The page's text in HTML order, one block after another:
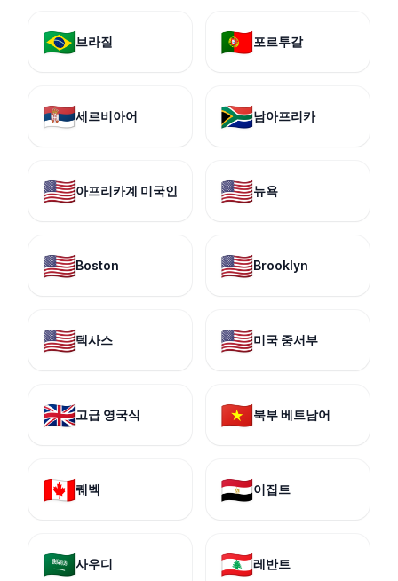
🇧🇷브라질 🇵🇹포르투갈
🇷🇸세르비아어 🇿🇦남아프리카
🇺🇸아프리카계 미국인 🇺🇸뉴욕
🇺🇸Boston 🇺🇸Brooklyn
🇺🇸텍사스 🇺🇸미국 중서부
🇬🇧고급 영국식 🇻🇳북부 베트남어
🇨🇦퀘벡 🇪🇬이집트
🇸🇦사우디 🇱🇧레반트